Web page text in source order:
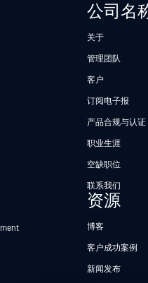
公司名
关于
管理团队
客户
订阅电子报
产品合规与认证
职业生涯
空缺职位
联系我们
资源
博客
客户成功案例
新闻发布